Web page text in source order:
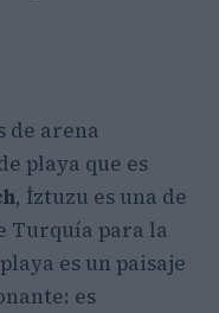
de arena
playa que es
, İztuzu es una de
Turquía para la
es un paisaje
es